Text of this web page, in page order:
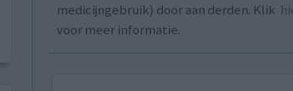
medicijngebruik) door aan derden. Klik
voor meer informatie.